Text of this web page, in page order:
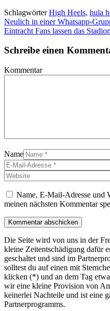
SchlagwörterHigh Heels, hula
Neulich in einer Whatsapp-
Eintracht Fans lassen das
Schreibe einen
Kommentar
Name
Name, E-Mail-Adresse und
meinen nächsten Kommentar
Die Seite wird von uns in der
kleine Zeitentschädigung dafür
geschaltet und sind im
solltest du auf einen mit
klicken (*) und an dem Tag
wir eine kleine Provision von
keinerlei Nachteile und ist eine
Partnerprogramms.